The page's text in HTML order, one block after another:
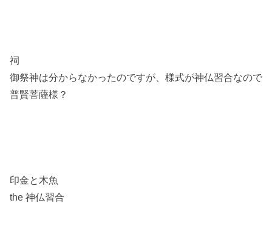
祠
御祭神は分からなかったのですが、様式が神仏習合なので
普賢菩薩様？
印金と木魚
the 神仏習合